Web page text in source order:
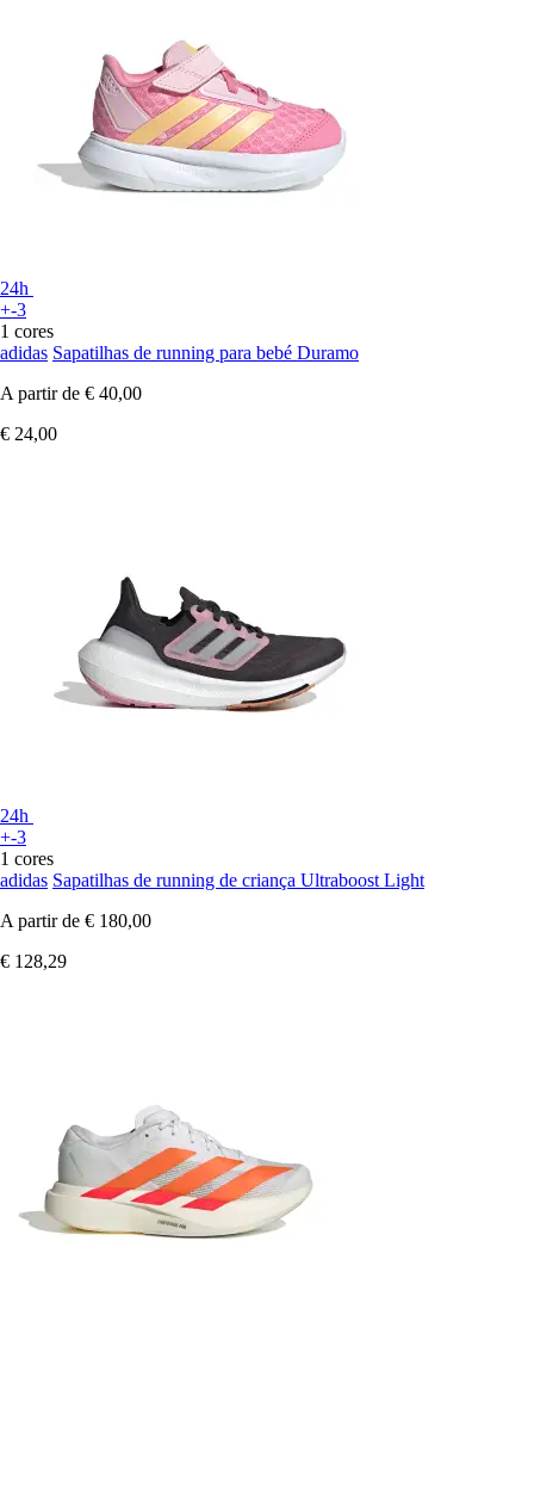
24h
+-3
1 cores
adidas Sapatilhas de running para bebé Duramo
A partir de € 40,00
€ 24,00
24h
+-3
1 cores
adidas Sapatilhas de running de criança Ultraboost Light
A partir de € 180,00
€ 128,29